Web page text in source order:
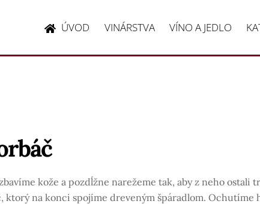
ÚVOD VINÁRSTVA VÍNO A JEDLO
kože a pozdĺžne narežeme tak, aby z neho ostali
ktorý na konci spojíme dreveným špáradlom. Ochutíme